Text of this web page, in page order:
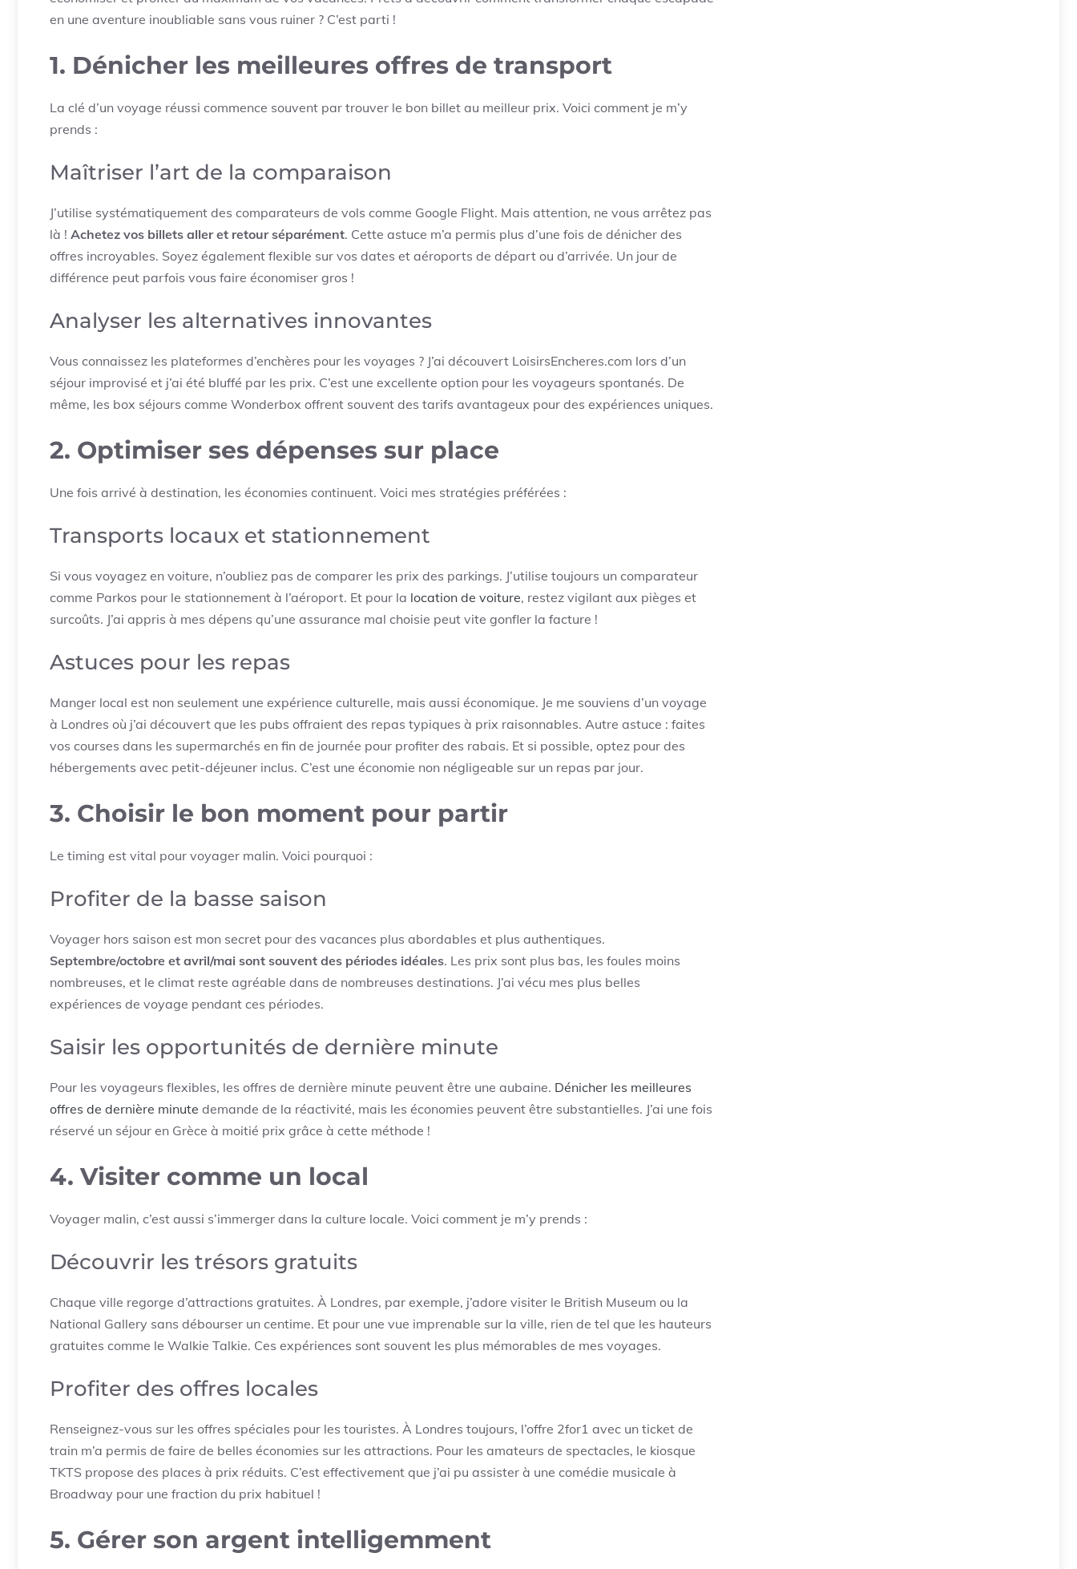
en une aventure inoubliable sans vous ruiner ? C’est parti !
1. Dénicher les meilleures offres de transport
La clé d’un voyage réussi commence souvent par trouver le bon billet au meilleur prix. Voici comment je m’y
prends :
Maîtriser l’art de la comparaison
J’utilise systématiquement des comparateurs de vols comme Google Flight. Mais attention, ne vous arrêtez pas
là ! Achetez vos billets aller et retour séparément. Cette astuce m’a permis plus d’une fois de dénicher des
offres incroyables. Soyez également flexible sur vos dates et aéroports de départ ou d’arrivée. Un jour de
différence peut parfois vous faire économiser gros !
Analyser les alternatives innovantes
Vous connaissez les plateformes d’enchères pour les voyages ? J’ai découvert LoisirsEncheres.com lors d’un
séjour improvisé et j’ai été bluffé par les prix. C’est une excellente option pour les voyageurs spontanés. De
même, les box séjours comme Wonderbox offrent souvent des tarifs avantageux pour des expériences uniques.
2. Optimiser ses dépenses sur place
Une fois arrivé à destination, les économies continuent. Voici mes stratégies préférées :
Transports locaux et stationnement
Si vous voyagez en voiture, n’oubliez pas de comparer les prix des parkings. J’utilise toujours un comparateur
comme Parkos pour le stationnement à l’aéroport. Et pour la location de voiture, restez vigilant aux pièges et
surcoûts. J’ai appris à mes dépens qu’une assurance mal choisie peut vite gonfler la facture !
Astuces pour les repas
Manger local est non seulement une expérience culturelle, mais aussi économique. Je me souviens d’un voyage
à Londres où j’ai découvert que les pubs offraient des repas typiques à prix raisonnables. Autre astuce : faites
vos courses dans les supermarchés en fin de journée pour profiter des rabais. Et si possible, optez pour des
hébergements avec petit-déjeuner inclus. C’est une économie non négligeable sur un repas par jour.
3. Choisir le bon moment pour partir
Le timing est vital pour voyager malin. Voici pourquoi :
Profiter de la basse saison
Voyager hors saison est mon secret pour des vacances plus abordables et plus authentiques.
Septembre/octobre et avril/mai sont souvent des périodes idéales. Les prix sont plus bas, les foules moins
nombreuses, et le climat reste agréable dans de nombreuses destinations. J’ai vécu mes plus belles
expériences de voyage pendant ces périodes.
Saisir les opportunités de dernière minute
Pour les voyageurs flexibles, les offres de dernière minute peuvent être une aubaine. Dénicher les meilleures
offres de dernière minute demande de la réactivité, mais les économies peuvent être substantielles. J’ai une fois
réservé un séjour en Grèce à moitié prix grâce à cette méthode !
4. Visiter comme un local
Voyager malin, c’est aussi s’immerger dans la culture locale. Voici comment je m’y prends :
Découvrir les trésors gratuits
Chaque ville regorge d’attractions gratuites. À Londres, par exemple, j’adore visiter le British Museum ou la
National Gallery sans débourser un centime. Et pour une vue imprenable sur la ville, rien de tel que les hauteurs
gratuites comme le Walkie Talkie. Ces expériences sont souvent les plus mémorables de mes voyages.
Profiter des offres locales
Renseignez-vous sur les offres spéciales pour les touristes. À Londres toujours, l’offre 2for1 avec un ticket de
train m’a permis de faire de belles économies sur les attractions. Pour les amateurs de spectacles, le kiosque
TKTS propose des places à prix réduits. C’est effectivement que j’ai pu assister à une comédie musicale à
Broadway pour une fraction du prix habituel !
5. Gérer son argent intelligemment